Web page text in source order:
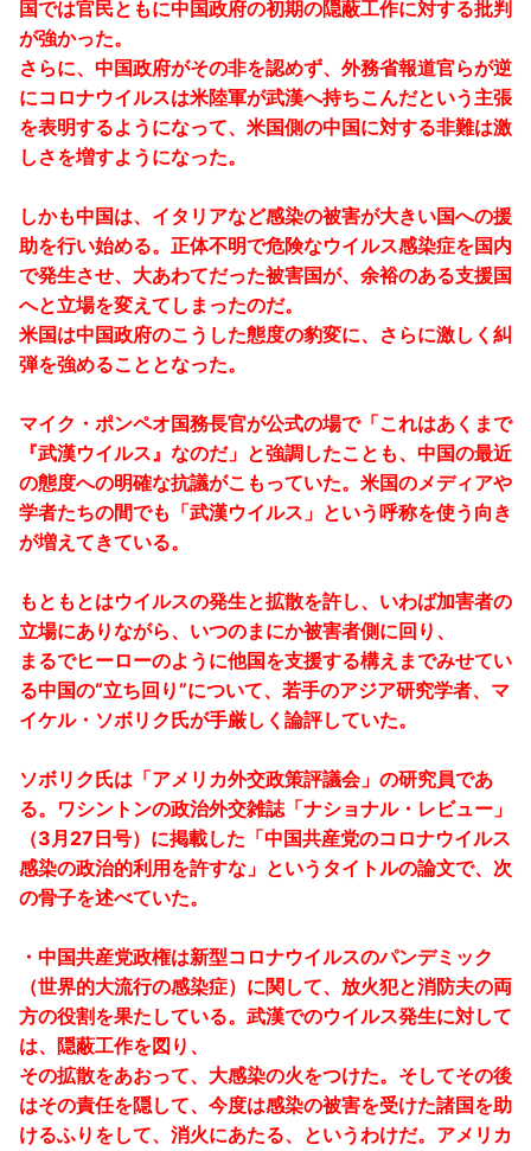
国では官民ともに中国政府の初期の隠蔽工作に対する批判
が強かった。
さらに、中国政府がその非を認めず、外務省報道官らが逆
にコロナウイルスは米陸軍が武漢へ持ちこんだという主張
を表明するようになって、米国側の中国に対する非難は激
しさを増すようになった。
しかも中国は、イタリアなど感染の被害が大きい国への援
助を行い始める。正体不明で危険なウイルス感染症を国内
で発生させ、大あわてだった被害国が、余裕のある支援国
へと立場を変えてしまったのだ。
米国は中国政府のこうした態度の豹変に、さらに激しく糾
弾を強めることとなった。
マイク・ポンペオ国務長官が公式の場で「これはあくまで
『武漢ウイルス』なのだ」と強調したことも、中国の最近
の態度への明確な抗議がこもっていた。米国のメディアや
学者たちの間でも「武漢ウイルス」という呼称を使う向き
が増えてきている。
もともとはウイルスの発生と拡散を許し、いわば加害者の
立場にありながら、いつのまにか被害者側に回り、
まるでヒーローのように他国を支援する構えまでみせてい
る中国の“立ち回り”について、若手のアジア研究学者、マ
イケル・ソボリク氏が手厳しく論評していた。
ソボリク氏は「アメリカ外交政策評議会」の研究員であ
る。ワシントンの政治外交雑誌「ナショナル・レビュー」
（3月27日号）に掲載した「中国共産党のコロナウイルス
感染の政治的利用を許すな」というタイトルの論文で、次
の骨子を述べていた。
・中国共産党政権は新型コロナウイルスのパンデミック
（世界的大流行の感染症）に関して、放火犯と消防夫の両
方の役割を果たしている。武漢でのウイルス発生に対して
は、隠蔽工作を図り、
その拡散をあおって、大感染の火をつけた。そしてその後
はその責任を隠して、今度は感染の被害を受けた諸国を助
けるふりをして、消火にあたる、というわけだ。アメリカ